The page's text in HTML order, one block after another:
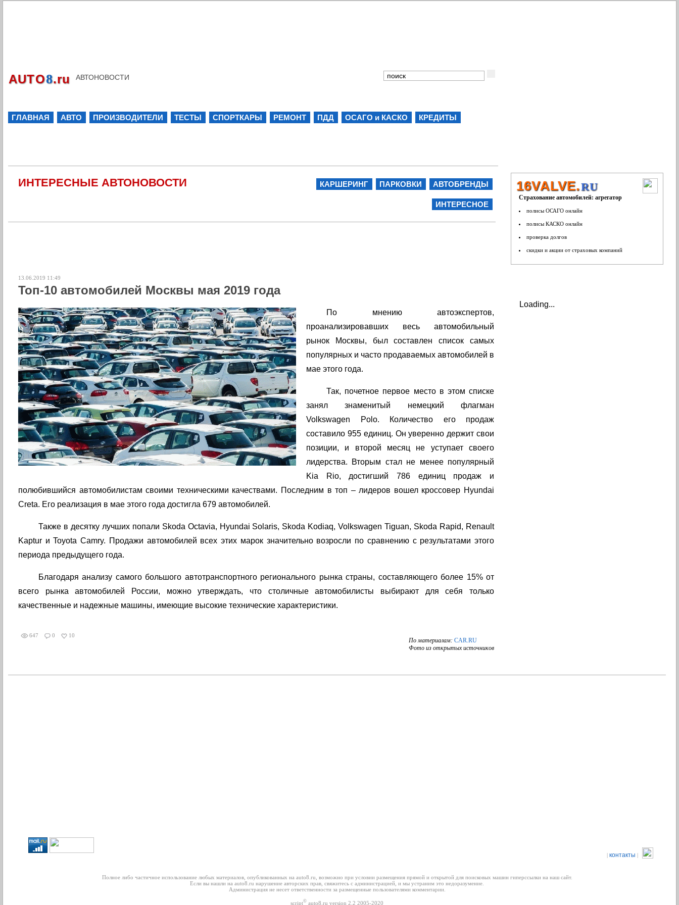
16VALVE.RU
Страхование автомобилей: агрегатор
полисы ОСАГО онлайн
полисы КАСКО онлайн
проверка долгов
скидки и акции от страховых компаний
AUTO8.ru АВТОНОВОСТИ
ГЛАВНАЯ АВТО ПРОИЗВОДИТЕЛИ ТЕСТЫ СПОРТКАРЫ РЕМОНТ ПДД ОСАГО и КАСКО КРЕДИТЫ
ИНТЕРЕСНЫЕ АВТОНОВОСТИ АВТОБРЕНДЫ
ПАРКОВКИ
КАРШЕРИНГ
ИНТЕРЕСНОЕ
13.06.2019 11:49
Топ-10 автомобилей Москвы мая 2019 года
По мнению автоэкспертов,
проанализировавших весь автомобильный
рынок Москвы, был составлен список самых
популярных и часто продаваемых автомобилей в
мае этого года.
Так, почетное первое место в этом списке
занял знаменитый немецкий флагман
Volkswagen Polo. Количество его продаж
составило 955 единиц. Он уверенно держит свои
позиции, и второй месяц не уступает своего
лидерства. Вторым стал не менее популярный
Kia Rio, достигший 786 единиц продаж и
полюбившийся автомобилистам своими техническими качествами. Последним в топ – лидеров вошел кроссовер Hyundai
Creta. Его реализация в мае этого года достигла 679 автомобилей.
Также в десятку лучших попали Skoda Octavia, Hyundai Solaris, Skoda Kodiaq, Volkswagen Tiguan, Skoda Rapid, Renault
Kaptur и Toyota Camry. Продажи автомобилей всех этих марок значительно возросли по сравнению с результатами этого
периода предыдущего года.
Благодаря анализу самого большого автотранспортного регионального рынка страны, составляющего более 15% от
всего рынка автомобилей России, можно утверждать, что столичные автомобилисты выбирают для себя только
качественные и надежные машины, имеющие высокие технические характеристики.
По материалам: CAR.RU
Фото из открытых источников
647 0 10
Loading...
| контакты |
Полное либо частичное использование любых материалов, опубликованных на auto8.ru, возможно при условии размещения прямой и открытой для поисковых машин гиперссылки на наш сайт.
Если вы нашли на auto8.ru нарушение авторских прав, свяжитесь с администрацией, и мы устраним это недоразумение.
Администрация не несет ответственности за размещенные пользователями комментарии.
script© auto8.ru version 2.2 2005-2020